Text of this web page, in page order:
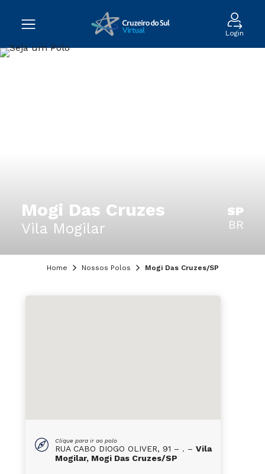
Login
Mogi Das Cruzes
Vila Mogilar
SP
BR
Home Nossos Polos Mogi Das Cruzes/SP
Clique para ir ao polo
RUA CABO DIOGO OLIVER, 91 – . – Vila
Mogilar, Mogi Das Cruzes/SP